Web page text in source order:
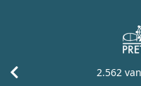
2.562 van